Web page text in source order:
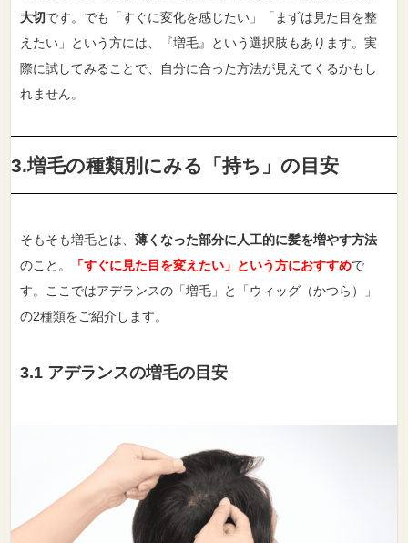
大切です。でも「すぐに変化を感じたい」「まずは見た目を整
えたい」という方には、『増毛』という選択肢もあります。実
際に試してみることで、自分に合った方法が見えてくるかもし
れません。
3.増毛の種類別にみる「持ち」の目安
そもそも増毛とは、薄くなった部分に人工的に髪を増やす方法
のこと。
「すぐに見た目を変えたい」という方におすすめで
す。ここではアデランスの「増毛」と「ウィッグ（かつら）」
の2種類をご紹介します。
3.1 アデランスの増毛の目安